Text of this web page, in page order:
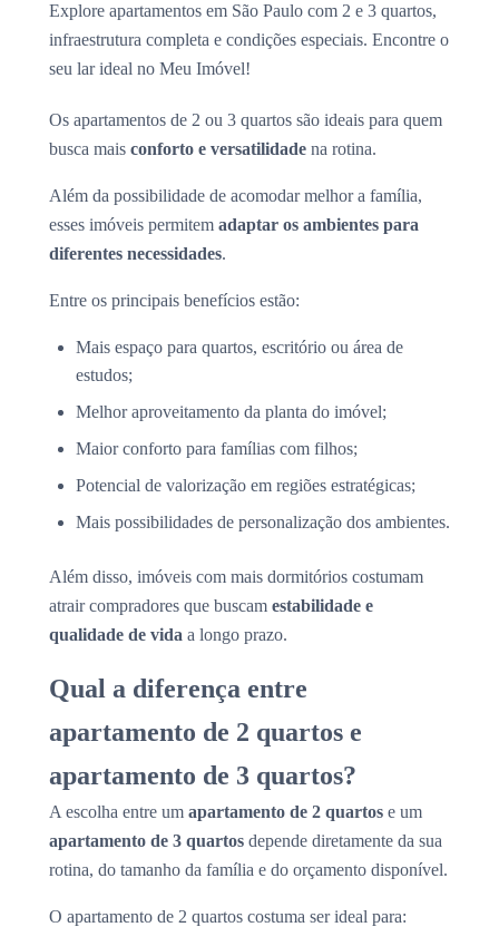
Explore apartamentos em São Paulo com 2 e 3 quartos,
infraestrutura completa e condições especiais. Encontre o
seu lar ideal no Meu Imóvel!
Os apartamentos de 2 ou 3 quartos são ideais para quem
busca mais conforto e versatilidade na rotina.
Além da possibilidade de acomodar melhor a família,
esses imóveis permitem adaptar os ambientes para
diferentes necessidades.
Entre os principais benefícios estão:
Mais espaço para quartos, escritório ou área de
estudos;
Melhor aproveitamento da planta do imóvel;
Maior conforto para famílias com filhos;
Potencial de valorização em regiões estratégicas;
Mais possibilidades de personalização dos ambientes.
Além disso, imóveis com mais dormitórios costumam
atrair compradores que buscam estabilidade e
qualidade de vida a longo prazo.
Qual a diferença entre
apartamento de 2 quartos e
apartamento de 3 quartos?
A escolha entre um apartamento de 2 quartos e um
apartamento de 3 quartos depende diretamente da sua
rotina, do tamanho da família e do orçamento disponível.
O apartamento de 2 quartos costuma ser ideal para: